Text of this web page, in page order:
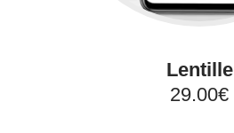
Lentille
29.00€